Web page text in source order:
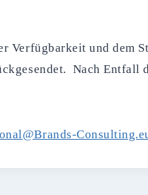
Verfügbarkeit und dem
Nach Entfall